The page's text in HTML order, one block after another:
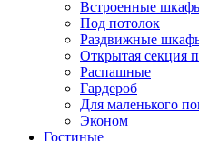
Встроенные
Под потолок
Раздвижные
Открытая секция
Распашные
Гардероб
Для маленького
Эконом
Гостиные